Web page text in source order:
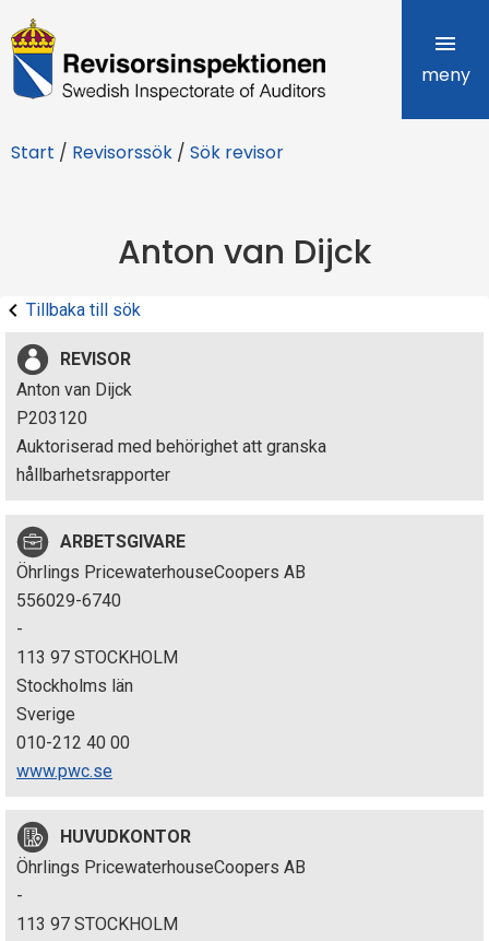
R
e
i
r
s
i
n
s
p
e
k
t
i
o
n
e
n
meny
Start / Revisorssök / Sök revisor
Anton van Dijck
Tillbaka till sök
REVISOR
Anton van Dijck
P203120
Auktoriserad med behörighet att granska
hållbarhetsrapporter
ARBETSGIVARE
Öhrlings PricewaterhouseCoopers AB
556029-6740
-
113 97 STOCKHOLM
Stockholms län
Sverige
010-212 40 00
www.pwc.se
HUVUDKONTOR
Öhrlings PricewaterhouseCoopers AB
-
113 97 STOCKHOLM